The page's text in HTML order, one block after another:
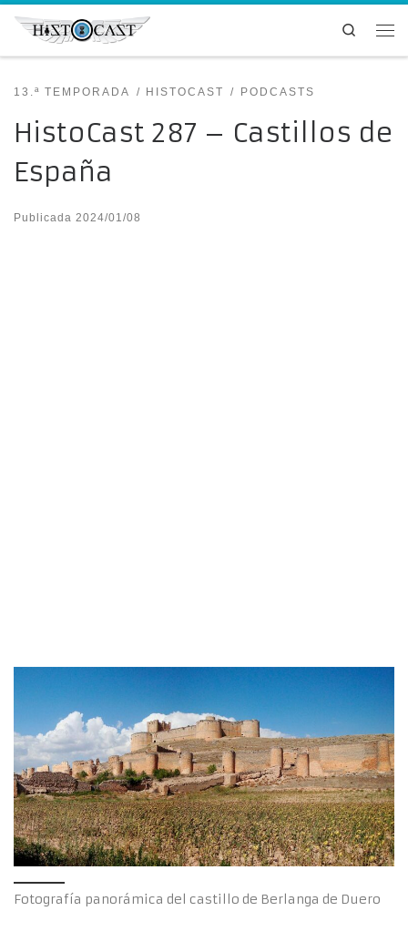
Saltar al contenido
Search
13.ª TEMPORADA HISTOCAST PODCASTS
HistoCast 287 – Castillos de
España
Publicada 2024/01/08
Fotografía panorámica del castillo de Berlanga de Duero